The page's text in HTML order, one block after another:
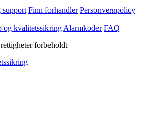
Finn forhandler Personvernpolicy
og kvalitetssikring Alarmkoder FAQ
forbeholdt